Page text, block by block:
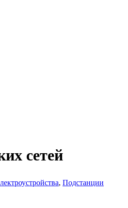
сетей
, Подстанции